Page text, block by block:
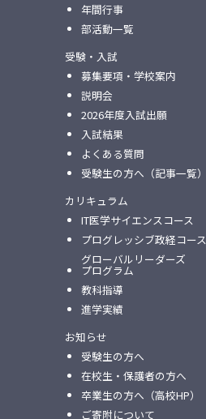
年間行事
部活動一覧
受験・入試
募集要項・学校案内
説明会
2026年度入試出願
入試結果
よくある質問
受験生の方へ（記事一覧）
カリキュラム
IT医学サイエンスコース
プログレッシブ政経コース
グローバルリーダーズ
プログラム
教科指導
進学実績
お知らせ
受験生の方へ
在校生・保護者の方へ
卒業生の方へ（高校HP）
ご寄附について